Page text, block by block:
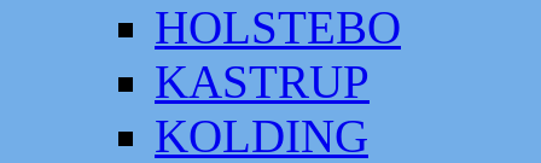
HOLSTEBO
KASTRUP
KOLDING